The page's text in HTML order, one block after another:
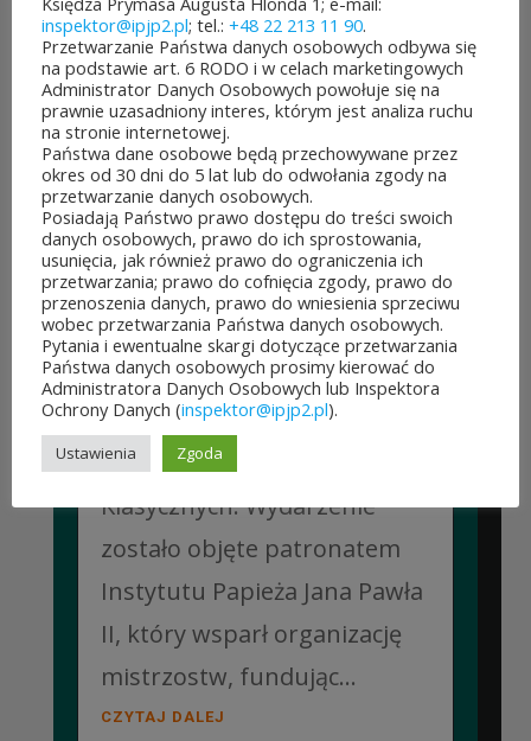
CZYTAJ DALEJ
JUBILEUSZOWE XXV MISTRZOSTWA POLSKI
DUCHOWIEŃSTWA W SZACHACH
KLASYCZNYCH.
10 lipca&7b19p;2026
W dniach 6–10 lipca 2026 r. w
Collegium Marianum w
Pelplinie odbyły się
Jubileuszowe XXV
Mistrzostwa Polski
Duchowieństwa w Szachach
Klasycznych. Wydarzenie
zostało objęte patronatem
Instytutu Papieża Jana Pawła
II, który wsparł organizację
mistrzostw, fundując...
CZYTAJ DALEJ
inspektor@ipjp2.pl; tel.: +48 22 213 11 90.
Przetwarzanie Państwa danych osobowych odbywa się
na podstawie art. 6 RODO i w celach marketingowych
Administrator Danych Osobowych powołuje się na
prawnie uzasadniony interes, którym jest analiza ruchu
na stronie internetowej.
Państwa dane osobowe będą przechowywane przez
okres od 30 dni do 5 lat lub do odwołania zgody na
przetwarzanie danych osobowych.
Posiadają Państwo prawo dostępu do treści swoich
danych osobowych, prawo do ich sprostowania,
usunięcia, jak również prawo do ograniczenia ich
przetwarzania; prawo do cofnięcia zgody, prawo do
przenoszenia danych, prawo do wniesienia sprzeciwu
wobec przetwarzania Państwa danych osobowych.
Pytania i ewentualne skargi dotyczące przetwarzania
Państwa danych osobowych prosimy kierować do
Administratora Danych Osobowych lub Inspektora
Ochrony Danych (inspektor@ipjp2.pl).
Ustawienia Zgoda